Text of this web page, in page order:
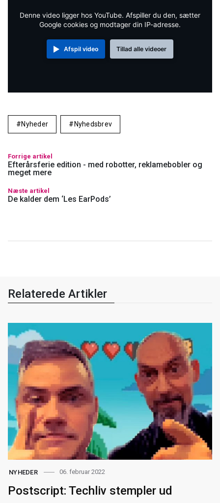
Denne video ligger hos YouTube. Afspiller du den, sætter
Google cookies og modtager din IP-adresse.
Afspil video Tillad alle videoer
Nyheder Nyhedsbrev
Forrige artikel
Efterårsferie edition - med robotter, reklamebobler og
meget mere
Næste artikel
De kalder dem ‘Les EarPods’
Relaterede Artikler
NYHEDER 06. februar 2022
Postscript: Techliv stempler ud